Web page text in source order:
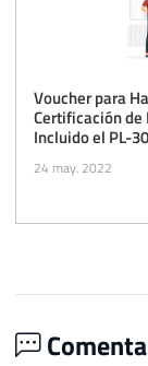
Voucher para
Certificación
Incluido el PL-
24 may. 2022